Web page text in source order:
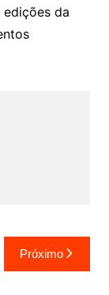
edições da
Próximo